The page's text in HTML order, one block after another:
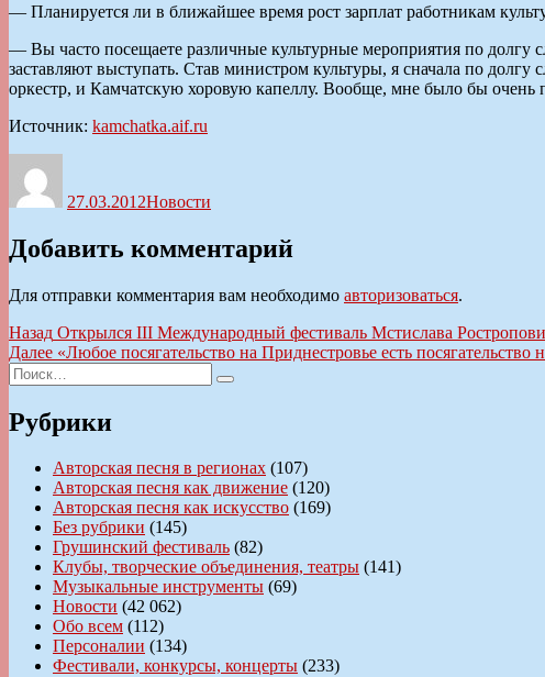
— Планируется ли в ближайшее время рост зарплат работникам
— Вы часто посещаете различные культурные мероприятия по
заставляют выступать. Став министром культуры, я сначала по
оркестр, и Камчат­скую хоровую капеллу. Вообще, мне было бы очень
Источник: kamchatka.aif.ru
27.03.2012Новости
Добавить комментарий
Для отправки комментария вам необходимо авторизоваться.
Навигация
по
записям
Назад Предыдущая
запись:
Открылся III Международный фестиваль Мстислава
Далее Следующая
«Любое посягательство на Приднестровье есть
Искать:
Поиск
Рубрики
Авторская песня в регионах (107)
Авторская песня как движение (120)
Авторская песня как искусство (169)
Без рубрики (145)
Грушинский фестиваль (82)
Клубы, творческие объединения, театры (141)
Музыкальные инструменты (69)
Новости (42 062)
Обо всем (112)
Персоналии (134)
Фестивали, конкурсы, концерты (233)